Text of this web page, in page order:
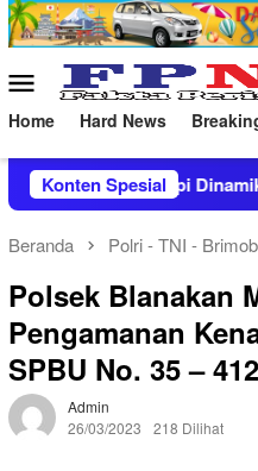
Loncat
ke
Menu
Mobile
Home Hard News
Konten Spesial
Kamtibmas
Beranda Polri - TNI - Brimob
Polsek Blanakan
Pengamanan
SPBU No. 35 –
Admin
26/03/2023
218 Dilihat